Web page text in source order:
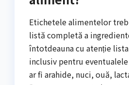
Etichetele alimentelor
listă completă a
întotdeauna cu atenție
inclusiv pentru
ar fi arahide, nuci, ouă,